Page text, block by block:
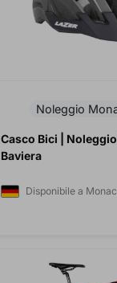
Noleggio
Casco Bici |
Baviera
Disponibile a